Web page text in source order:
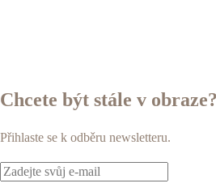
Chcete být stále v obraze?
Přihlaste se k odběru newsletteru.